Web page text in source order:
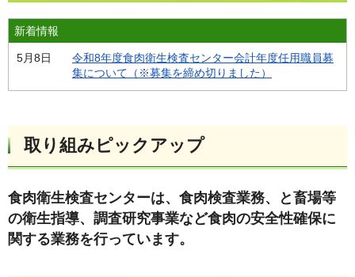
新着情報
5月8日
令和8年度食肉衛生検査センター会計年度任用職員募
集について（※募集を締め切りました）
取り組みピックアップ
食肉衛生検査センターは、食肉検査業務、と畜場等
の衛生指導、調査研究事業など食肉の安全性確保に
関する業務を行っています。